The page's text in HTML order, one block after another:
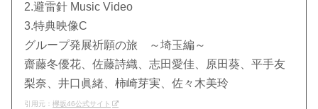
2.避雷針 Music Video
3.特典映像C
グループ発展祈願の旅 ～埼玉編～
齋藤冬優花、佐藤詩織、志田愛佳、原田葵、平手友
梨奈、井口眞緒、柿崎芽実、佐々木美玲
引用元：欅坂46公式サイト